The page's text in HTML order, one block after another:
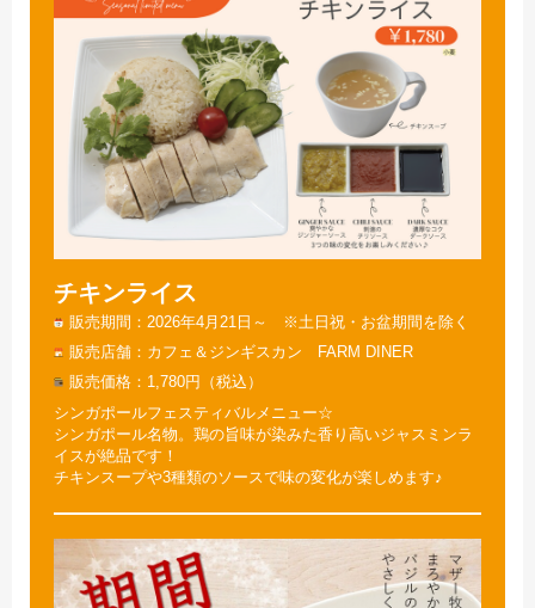
チキンライス
販売期間
2026年4月21日～ ※土日祝・お盆期間を除く
販売店舗
カフェ＆ジンギスカン FARM DINER
販売価格
1,780円（税込）
シンガポールフェスティバルメニュー☆
シンガポール名物。鶏の旨味が染みた香り高いジャスミンラ
イスが絶品です！
チキンスープや3種類のソースで味の変化が楽しめます♪